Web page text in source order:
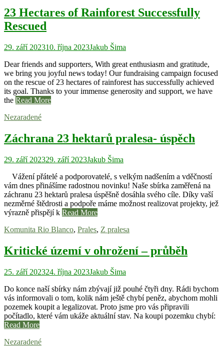
23 Hectares of Rainforest Successfully
Rescued
29. září 202310. října 2023Jakub Šima
Dear friends and supporters, With great enthusiasm and gratitude,
we bring you joyful news today! Our fundraising campaign focused
on the rescue of 23 hectares of rainforest has successfully achieved
its goal. Thanks to your immense generosity and support, we have
the Read More
Nezaradené
Záchrana 23 hektarů pralesa- úspěch
29. září 202329. září 2023Jakub Šima
Vážení přátelé a podporovatelé, s velkým nadšením a vděčností
vám dnes přinášíme radostnou novinku! Naše sbírka zaměřená na
záchranu 23 hektarů pralesa úspěšně dosáhla svého cíle. Díky vaší
nezměrné štědrosti a podpoře máme možnost realizovat projekty, jež
výrazně přispějí k Read More
Komunita Rio Blanco, Prales, Z pralesa
Kritické území v ohrožení – průběh
25. září 202324. října 2023Jakub Šima
Do konce naší sbírky nám zbývají již pouhé čtyři dny. Rádi bychom
vás informovali o tom, kolik nám ještě chybí peněz, abychom mohli
pozemek koupit a legalizovat. Proto jsme pro vás připravili
počítadlo, které vám ukáže aktuální stav. Na koupi pozemku chybí:
Read More
Nezaradené